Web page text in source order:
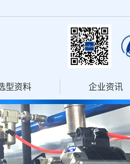
型资料 企业资讯